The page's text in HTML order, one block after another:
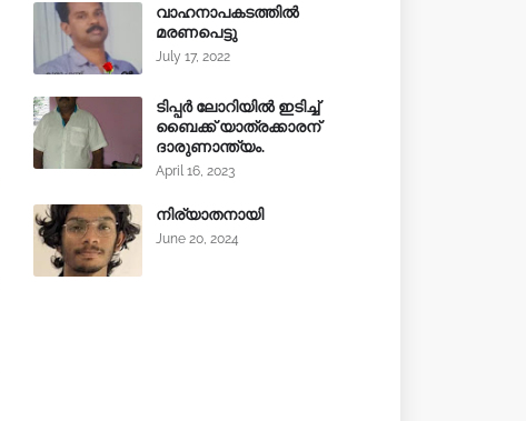
വാഹനാപകടത്തിൽ
മരണപെട്ടു
July 17, 2022
ടിപ്പർ ലോറിയിൽ ഇടിച്ച്
ബൈക്ക് യാത്രക്കാരന്
ദാരുണാന്ത്യം.
April 16, 2023
നിര്യാതനായി
June 20, 2024